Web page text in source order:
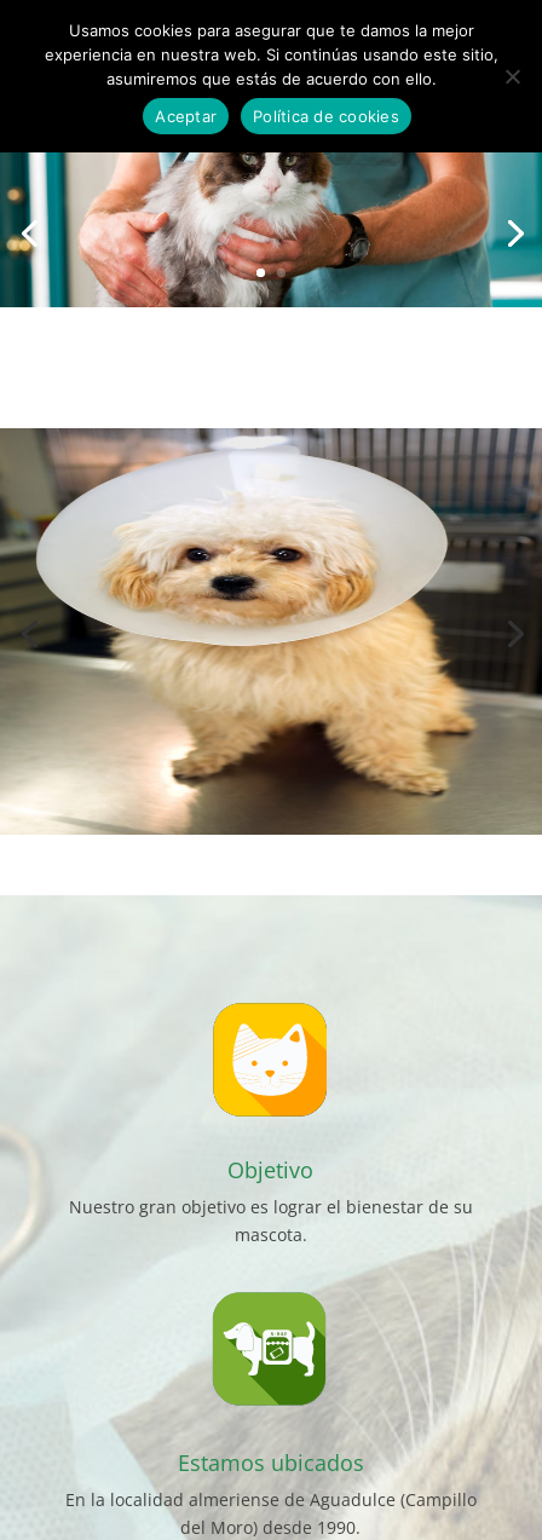
Objetivo
Nuestro gran objetivo es lograr el bienestar de su
mascota.
Estamos ubicados
En la localidad almeriense de Aguadulce (Campillo
del Moro) desde 1990.
Usamos cookies para asegurar que te damos la mejor
experiencia en nuestra web. Si continúas usando este sitio,
asumiremos que estás de acuerdo con ello.
Aceptar
Política de cookies